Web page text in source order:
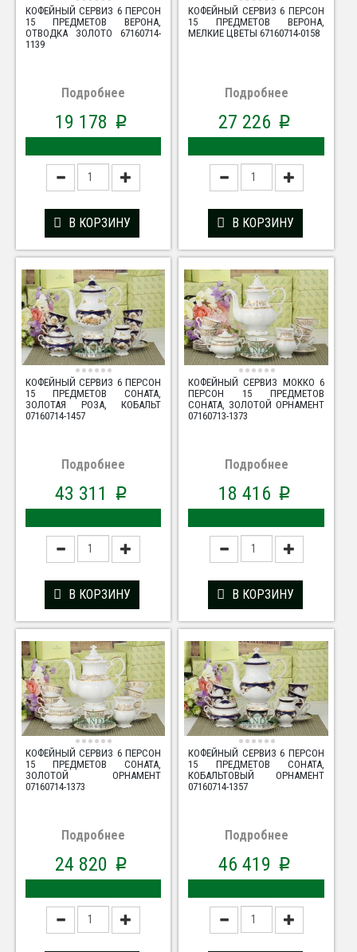
КОФЕЙНЫЙ СЕРВИЗ 6 ПЕРСОН
15 ПРЕДМЕТОВ ВЕРОНА,
ОТВОДКА ЗОЛОТО 67160714-
1139
Подробнее
19 178 p
В КОРЗИНУ
КОФЕЙНЫЙ СЕРВИЗ 6 ПЕРСОН
15 ПРЕДМЕТОВ ВЕРОНА,
МЕЛКИЕ ЦВЕТЫ 67160714-0158
Подробнее
27 226 p
В КОРЗИНУ
КОФЕЙНЫЙ СЕРВИЗ 6 ПЕРСОН
15 ПРЕДМЕТОВ СОНАТА,
ЗОЛОТАЯ РОЗА, КОБАЛЬТ
07160714-1457
Подробнее
43 311 p
В КОРЗИНУ
КОФЕЙНЫЙ СЕРВИЗ МОККО 6
ПЕРСОН 15 ПРЕДМЕТОВ
СОНАТА, ЗОЛОТОЙ ОРНАМЕНТ
07160713-1373
Подробнее
18 416 p
В КОРЗИНУ
КОФЕЙНЫЙ СЕРВИЗ 6 ПЕРСОН
15 ПРЕДМЕТОВ СОНАТА,
ЗОЛОТОЙ ОРНАМЕНТ
07160714-1373
Подробнее
24 820 p
КОФЕЙНЫЙ СЕРВИЗ 6 ПЕРСОН
15 ПРЕДМЕТОВ СОНАТА,
КОБАЛЬТОВЫЙ ОРНАМЕНТ
07160714-1357
Подробнее
46 419 p